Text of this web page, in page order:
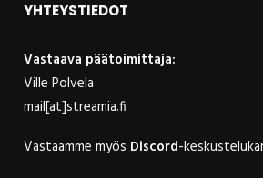
YHTEYSTIEDOT
Vastaava päätoimittaja:
Ville Polvela
mail[at]streamia.fi
Vastaamme myös Discord-